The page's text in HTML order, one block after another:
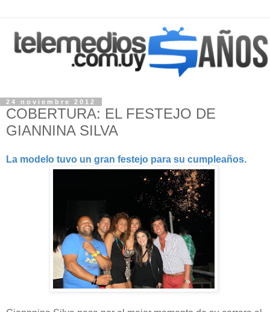
24 noviembre 2012
COBERTURA: EL FESTEJO DE
GIANNINA SILVA
La modelo tuvo un gran festejo para su cumpleaños.